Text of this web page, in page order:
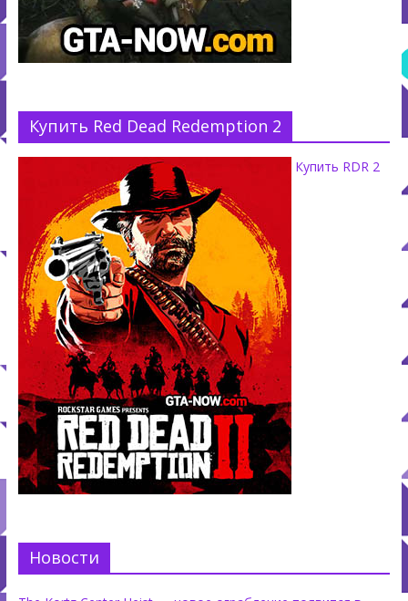
Купить Red Dead Redemption 2
Купить RDR 2
Новости